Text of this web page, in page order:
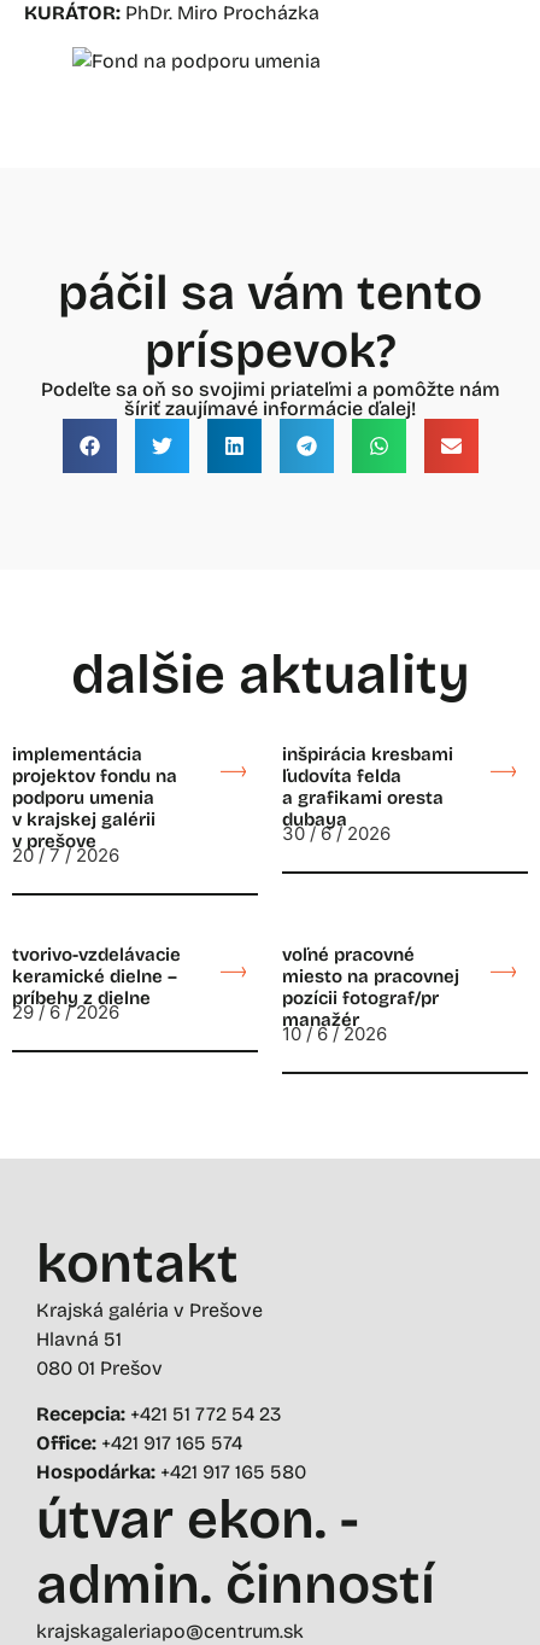
KURÁTOR: PhDr. Miro Procházka
páčil sa vám tento
príspevok?
Podeľte sa oň so svojimi priateľmi a pomôžte nám
šíriť zaujímavé informácie ďalej!
dalšie aktuality
implementácia
projektov fondu na
podporu umenia
v krajskej galérii
v prešove
20 / 7 / 2026
inšpirácia kresbami
ľudovíta felda
a grafikami oresta
dubaya
30 / 6 / 2026
tvorivo-vzdelávacie
keramické dielne –
príbehy z dielne
29 / 6 / 2026
voľné pracovné
miesto na pracovnej
pozícii fotograf/pr
manažér
10 / 6 / 2026
kontakt
Krajská galéria v Prešove
Hlavná 51
080 01 Prešov
Recepcia: +421 51 772 54 23
Office: +421 917 165 574
Hospodárka: +421 917 165 580
útvar ekon. -
admin. činností
krajskagaleriapo@centrum.sk